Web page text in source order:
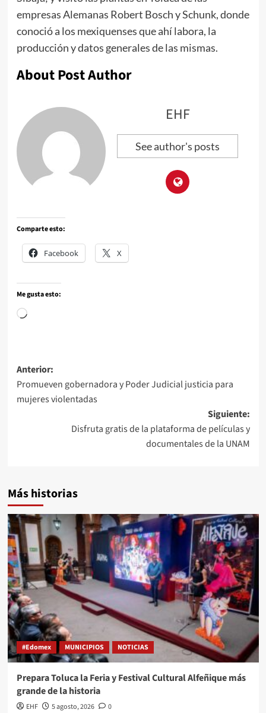
empresas Alemanas Robert Bosch y Schunk, donde
conoció a los mexiquenses que ahí labora, la
producción y datos generales de las mismas.
About Post Author
EHF
See author's posts
Comparte esto:
Facebook X
Me gusta esto:
Anterior:
Promueven gobernadora y Poder Judicial justicia para
mujeres violentadas
Siguiente:
Disfruta gratis de la plataforma de películas y
documentales de la UNAM
Más historias
#Edomex MUNICIPIOS NOTICIAS
Prepara Toluca la Feria y Festival Cultural Alfeñique más
grande de la historia
EHF 5 agosto, 2026 0